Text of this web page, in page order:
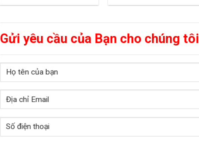
Gửi yêu cầu của Bạn cho chúng tôi